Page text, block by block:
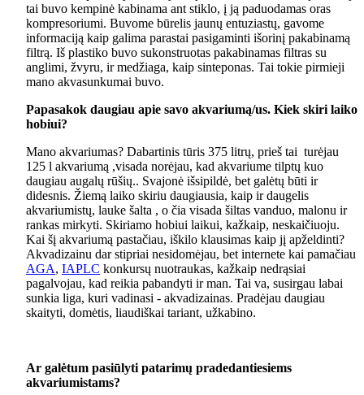
tai buvo kempinė kabinama ant stiklo, į ją paduodamas oras
kompresoriumi. Buvome būrelis jaunų entuziastų, gavome
informaciją kaip galima parastai pasigaminti išorinį pakabinamą
filtrą. Iš plastiko buvo sukonstruotas pakabinamas filtras su
anglimi, žvyru, ir medžiaga, kaip sinteponas. Tai tokie pirmieji
mano akvasunkumai buvo.
Papasakok daugiau apie savo akvariumą/us. Kiek skiri laiko
hobiui?
Mano akvariumas? Dabartinis tūris 375 litrų, prieš tai turėjau
125 l akvariumą ,visada norėjau, kad akvariume tilptų kuo
daugiau augalų rūšių.. Svajonė išsipildė, bet galėtų būti ir
didesnis. Žiemą laiko skiriu daugiausia, kaip ir daugelis
akvariumistų, lauke šalta , o čia visada šiltas vanduo, malonu ir
rankas mirkyti. Skiriamo hobiui laikui, kažkaip, neskaičiuoju.
Kai šį akvariumą pastačiau, iškilo klausimas kaip jį apželdinti?
Akvadizainu dar stipriai nesidomėjau, bet internete kai pamačiau
AGA, IAPLC konkursų nuotraukas, kažkaip nedrąsiai
pagalvojau, kad reikia pabandyti ir man. Tai va, susirgau labai
sunkia liga, kuri vadinasi - akvadizainas. Pradėjau daugiau
skaityti, domėtis, liaudiškai tariant, užkabino.
Ar galėtum pasiūlyti patarimų pradedantiesiems
akvariumistams?